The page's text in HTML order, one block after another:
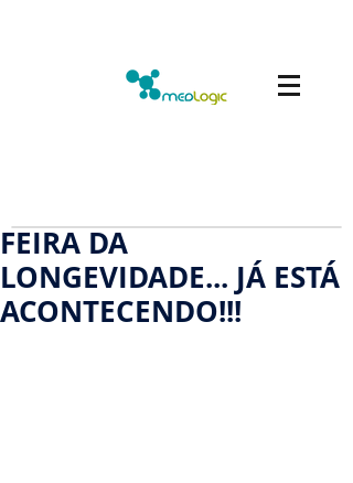
FEIRA DA
LONGEVIDADE... JÁ ESTÁ
ACONTECENDO!!!